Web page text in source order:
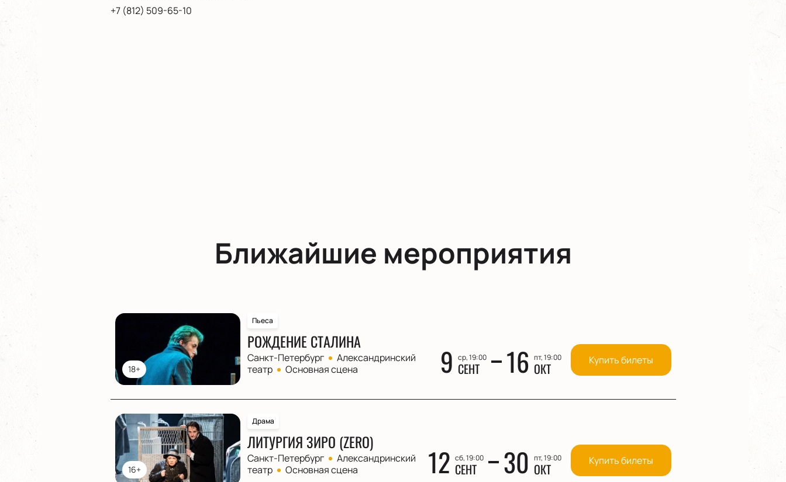
+7 (812) 509-65-10
Ближайшие мероприятия
18+
Пьеса
РОЖДЕНИЕ СТАЛИНА
Санкт-Петербург
Александринский
театр
Основная сцена 9 ср, 19:00
СЕНТ 16 пт, 19:00
ОКТ Купить билеты
16+
Драма
ЛИТУРГИЯ ЗИРО (ZERO)
Санкт-Петербург
Александринский
театр
Основная сцена 12 сб, 19:00
СЕНТ 30 пт, 19:00
ОКТ Купить билеты